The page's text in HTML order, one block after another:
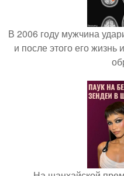
В 2006 году мужчина
и после этого его